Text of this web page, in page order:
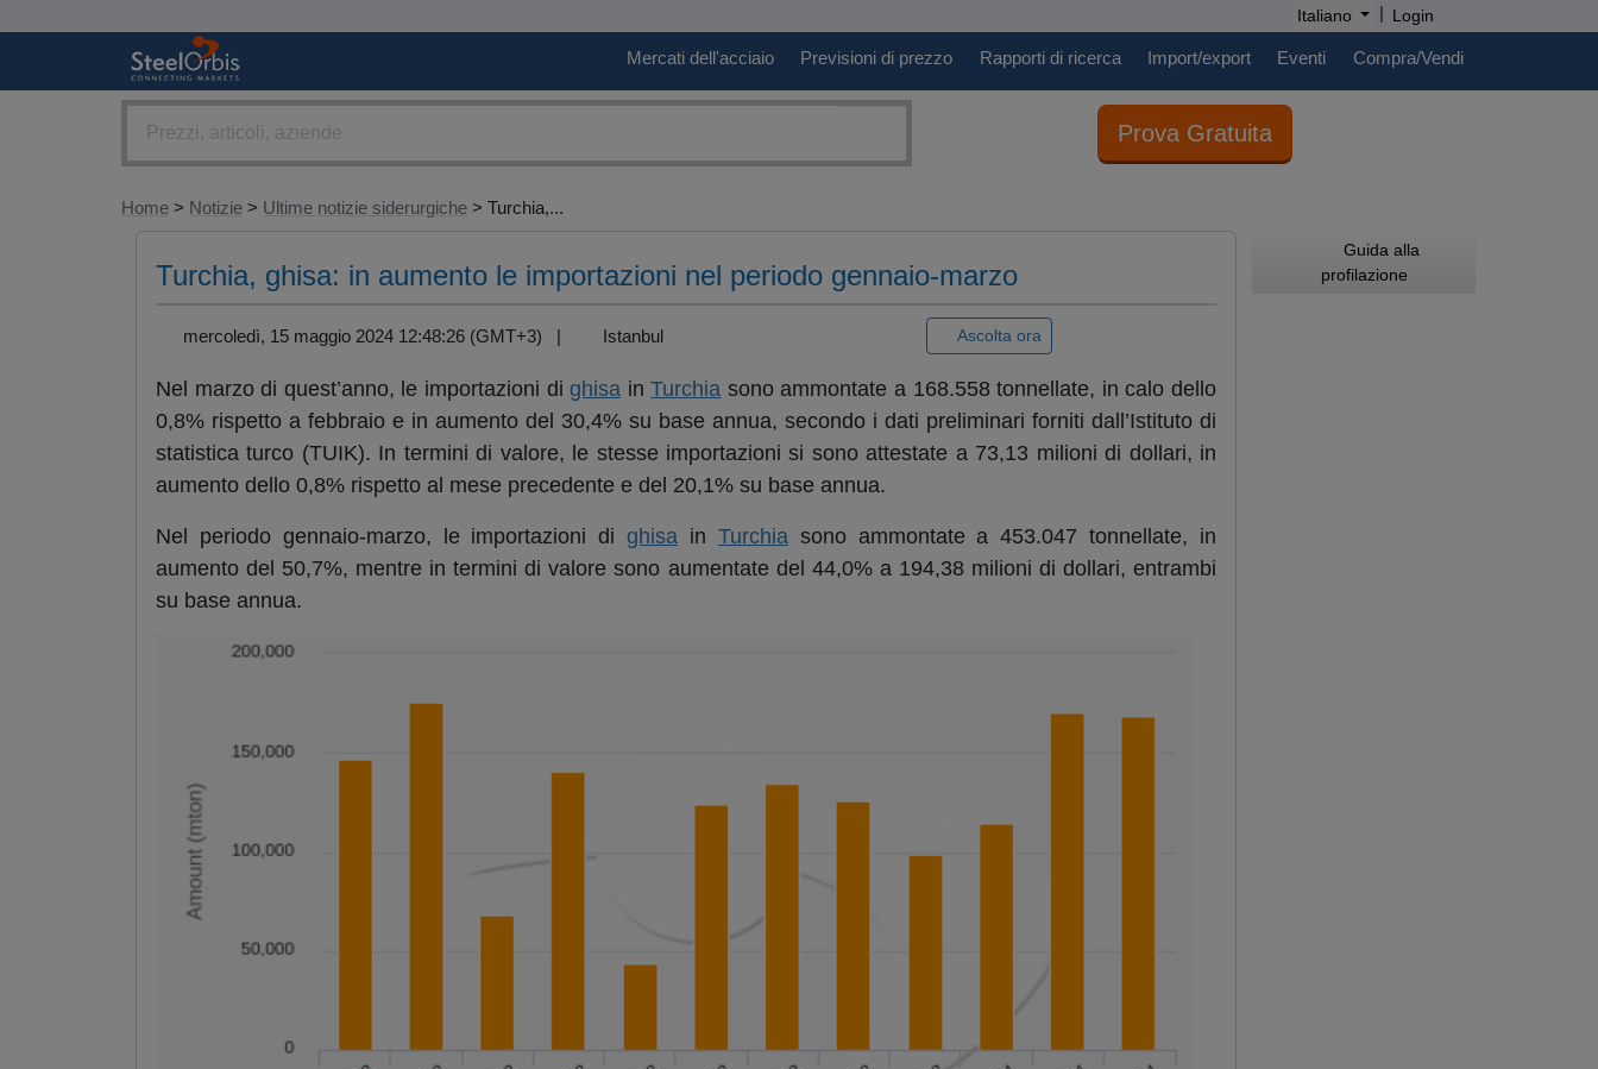
Italiano | Login
Mercati dell'acciaio Previsioni di prezzo Rapporti di ricerca Import/export Eventi Compra/Vendi
Prova Gratuita
Home > Notizie > Ultime notizie siderurgiche > Turchia,...
Turchia, ghisa: in aumento le importazioni nel periodo gennaio-marzo
mercoledì, 15 maggio 2024 12:48:26 (GMT+3) | Istanbul Ascolta ora
Nel marzo di quest’anno, le importazioni dighisa inTurchia sono ammontate a 168.558 tonnellate, in calo dello
0,8% rispetto a febbraio e in aumento del 30,4% su base annua, secondo i dati preliminari forniti dall’Istituto di
statistica turco (TUIK). In termini di valore, le stesse importazioni si sono attestate a 73,13 milioni di dollari, in
aumento dello 0,8% rispetto al mese precedente e del 20,1% su base annua.
Nel periodo gennaio-marzo, le importazioni dighisa in Turchiasono ammontate a 453.047 tonnellate, in
aumento del 50,7%, mentre in termini di valore sono aumentate del 44,0% a 194,38 milioni di dollari, entrambi
su base annua.
Guida alla
profilazione